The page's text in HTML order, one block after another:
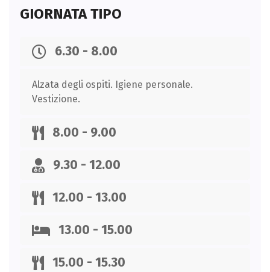
GIORNATA TIPO
6.30 - 8.00
Alzata degli ospiti. Igiene personale.
Vestizione.
8.00 - 9.00
9.30 - 12.00
12.00 - 13.00
13.00 - 15.00
15.00 - 15.30